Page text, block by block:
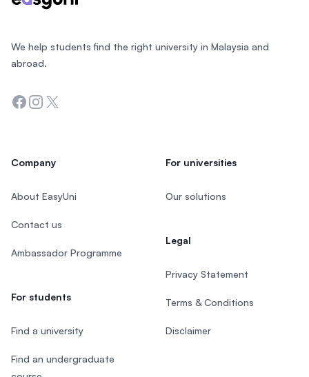
We help students find the right university in Malaysia and
abroad.
Facebook
Instagram
Twitter
Company
About EasyUni
Contact us
Ambassador Programme
For students
Find a university
Find an undergraduate
For universities
Our solutions
Legal
Privacy Statement
Terms & Conditions
Disclaimer